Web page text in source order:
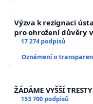
Výzva k rezignaci
pro ohrožení důvěry
17 274 podpisů
Oznámení o
ŽÁDÁME VYŠŠÍ
153 700 podpisů